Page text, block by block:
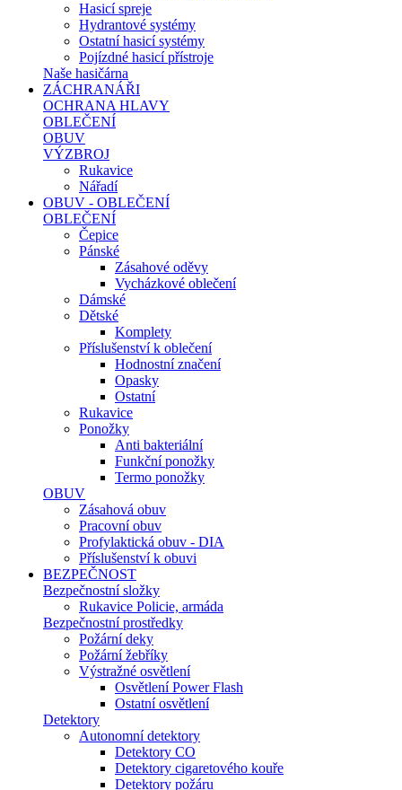
Hasicí spreje
Hydrantové systémy
Ostatní hasicí systémy
Pojízdné hasicí přístroje
Naše hasičárna
ZÁCHRANÁŘI
OCHRANA HLAVY
OBLEČENÍ
OBUV
VÝZBROJ
Rukavice
Nářadí
OBUV - OBLEČENÍ
OBLEČENÍ
Čepice
Pánské
Zásahové oděvy
Vycházkové oblečení
Dámské
Dětské
Komplety
Příslušenství k oblečení
Hodnostní značení
Opasky
Ostatní
Rukavice
Ponožky
Anti bakteriální
Funkční ponožky
Termo ponožky
OBUV
Zásahová obuv
Pracovní obuv
Profylaktická obuv - DIA
Příslušenství k obuvi
BEZPEČNOST
Bezpečnostní složky
Rukavice Policie, armáda
Bezpečnostní prostředky
Požární deky
Požární žebříky
Výstražné osvětlení
Osvětlení Power Flash
Ostatní osvětlení
Detektory
Autonomní detektory
Detektory CO
Detektory cigaretového kouře
Detektory požáru